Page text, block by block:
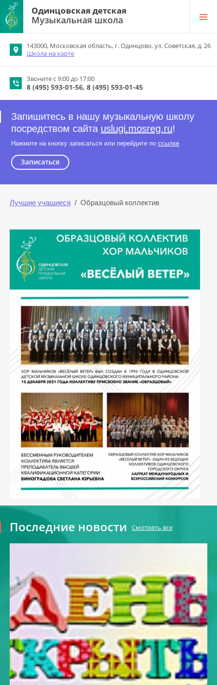
Одинцовская детская
Музыкальная школа
143000, Московская область, г. Одинцово, ул. Советская, д. 26
Школа на карте
Звоните с 9:00 до 17:00
8 (495) 593-01-56 8 (495) 593-01-45
Запишитесь в нашу музыкальную школу
посредством сайта uslugi.mosreg.ru!
Нажмите на кнопку записаться или перейдите по ссылке
Записаться
Лучшие учащиеся /  Образцовый коллектив
Последние новости Смотреть все